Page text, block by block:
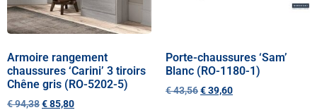
Armoire rangement
chaussures ‘Carini’ 3 tiroirs
Chêne gris (RO-5202-5)
€94,38€85,80
Porte-chaussures ‘Sam’
Blanc (RO-1180-1)
€43,56€39,60